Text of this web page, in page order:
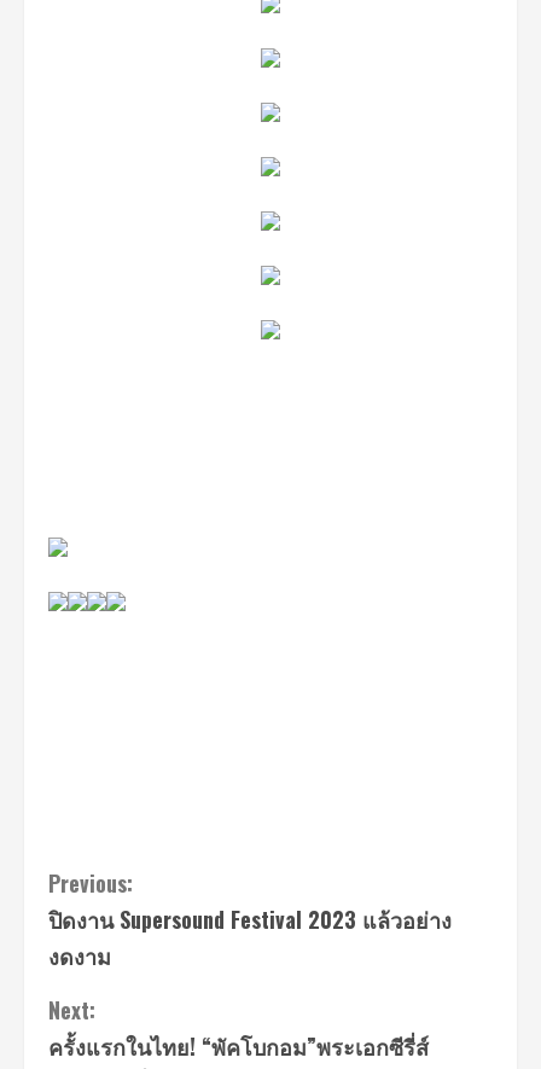
Continue
Reading
Previous:
ปิดงาน Supersound Festival 2023 แล้วอย่าง
งดงาม
Next:
ครั้งแรกในไทย! “พัคโบกอม”พระเอกซีรี่ส์